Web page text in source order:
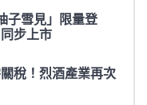
子雪見」限量登
步上市
稅！烈酒產業再次